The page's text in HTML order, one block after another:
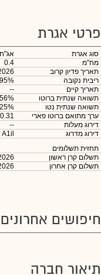
פרטי אגרת
סוג אגרת
מח"מ
0.4
תאריך פדיון קרוב
ריבית נקובה
תאריך קיים
--
תשואה שנתית ברוטו
תשואה שנתית נטו
ערך מתואם ברוטו פארי
דירוג מעלות
--
דירוג מדרוג
A1il
תחזית תשלומים
תשלום קרן ראשון
תשלום קרן אחרון
חיפושים אחרונים
תיאור חברה